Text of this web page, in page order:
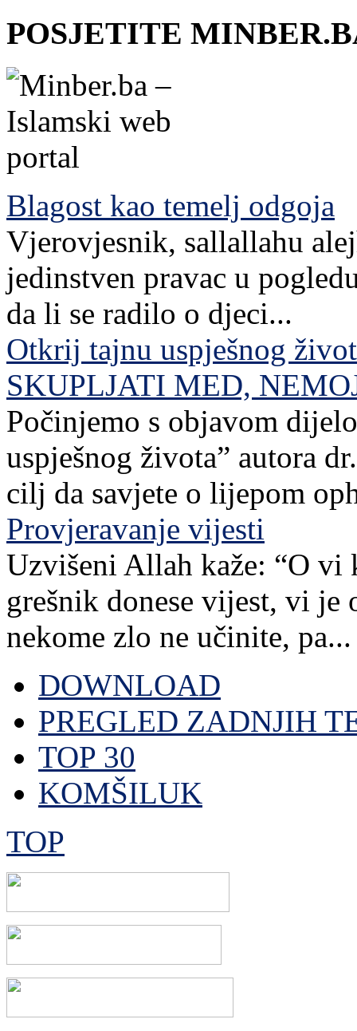
POSJETITE
Blagost kao temelj odgoja
Vjerovjesnik, sallallahu
jedinstven pravac u
da li se radilo o djeci...
Otkrij tajnu uspješnog
SKUPLJATI MED,
Počinjemo s objavom
uspješnog života” autora
cilj da savjete o lijepom
Provjeravanje vijesti
Uzvišeni Allah kaže: “O
grešnik donese vijest, vi je
nekome zlo ne učinite, pa...
DOWNLOAD
PREGLED ZADNJIH
TOP 30
KOMŠILUK
TOP